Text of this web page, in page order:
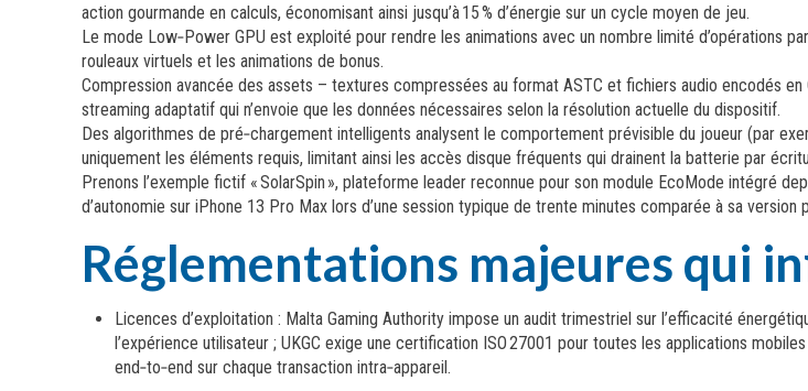
action gourmande en calculs, économisant ainsi jusqu’à 15 % d’énergie sur un cycle moyen de jeu.
Le mode Low‑Power GPU est exploité pour rendre les animations avec un nombre limité d’opérations
rouleaux virtuels et les animations de bonus.
Compression avancée des assets – textures compressées au format ASTC et fichiers audio encodés
streaming adaptatif qui n’envoie que les données nécessaires selon la résolution actuelle du dispositif.
Des algorithmes de pré‑chargement intelligents analysent le comportement prévisible du joueur (par
uniquement les éléments requis, limitant ainsi les accès disque fréquents qui drainent la batterie par
Prenons l’exemple fictif « SolarSpin », plateforme leader reconnue pour son module EcoMode intégré
d’autonomie sur iPhone 13 Pro Max lors d’une session typique de trente minutes comparée à sa version
Réglementations majeures qui
Licences d’exploitation : Malta Gaming Authority impose un audit trimestriel sur l’efficacité
l’expérience utilisateur ; UKGC exige une certification ISO 27001 pour toutes les applications
end‑to‑end sur chaque transaction intra‑appareil.